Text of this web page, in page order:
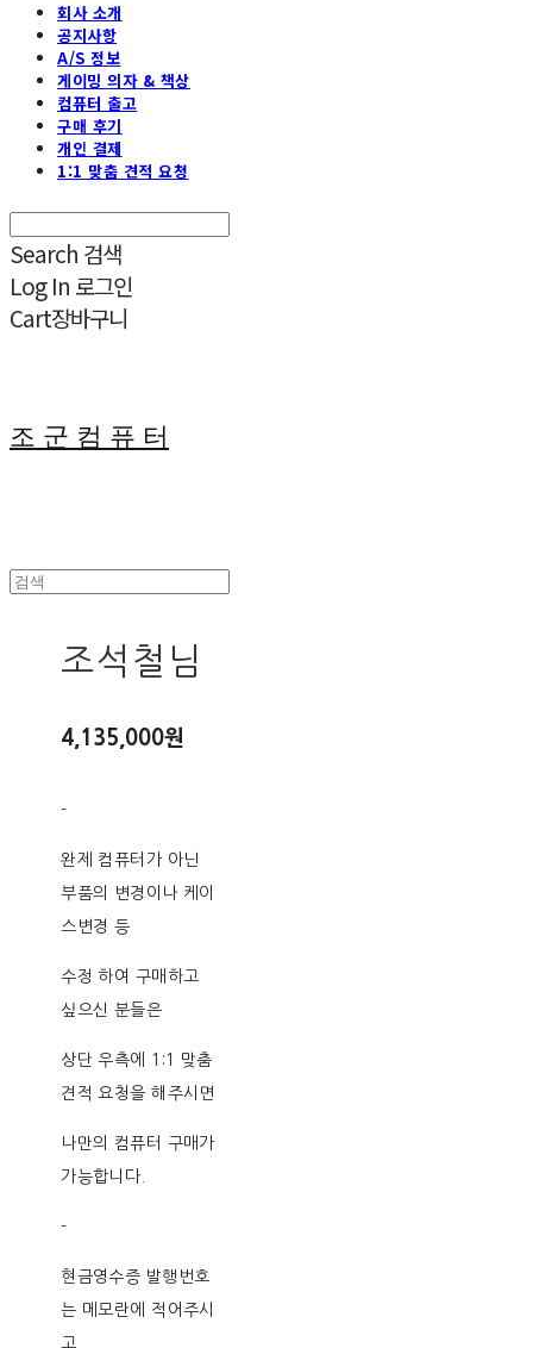
회사 소개
공지사항
A/S 정보
게이밍 의자 & 책상
컴퓨터 출고
구매 후기
개인 결제
1:1 맞춤 견적 요청
Search 검색
Log In 로그인
Cart장바구니
조 군 컴 퓨 터
조석철님
4,135,000원
-
완제 컴퓨터가 아닌
부품의 변경이나 케이
스변경 등
수정 하여 구매하고
싶으신 분들은
상단 우측에 1:1 맞춤
견적 요청을 해주시면
나만의 컴퓨터 구매가
가능합니다.
-
현금영수증 발행번호
는 메모란에 적어주시
고,